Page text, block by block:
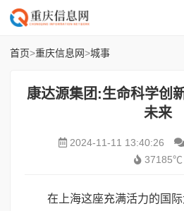
首页>重庆信息网>城事
康达源集团:生命科学创
未来
2024-11-11 13:40:26
37185℃
在上海这座充满活力的国